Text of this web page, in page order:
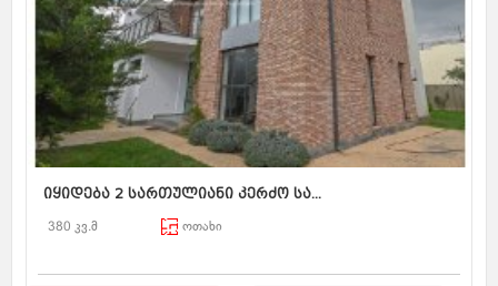
იყიდება 2 სართულიანი კერძო სა...
380 კვ.მ ოთახი